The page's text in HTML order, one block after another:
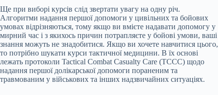
Ще при виборі курсів слід звертати увагу на одну річ.
Алгоритми надання першої допомоги у цивільних та бойових
умовах відрізняються, тому якщо ви вмієте надавати допомогу у
мирний час і з якихось причин потрапляєте у бойові умови, ваші
знання можуть не знадобитися. Якщо ви хочете навчитися цього,
то потрібно шукати курси тактичної медицини. В їх основі
лежать протоколи Tactical Combat Casualty Care (TCCC) щодо
надання першої долікарської допомоги пораненим та
травмованим у військових та інших надзвичайних ситуаціях.